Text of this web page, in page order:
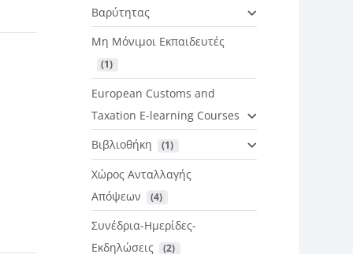
Βαρύτητας
Μη Μόνιμοι Εκπαιδευτές
(1)
European Customs and
Taxation E-learning Courses
Βιβλιοθήκη
(1)
Χώρος Ανταλλαγής
Απόψεων
(4)
Συνέδρια-Ημερίδες-
Εκδηλώσεις
(2)